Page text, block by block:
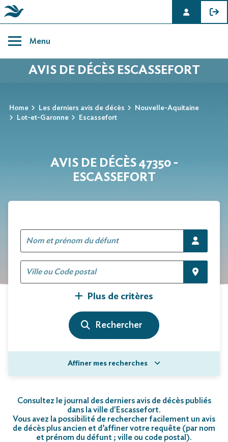
content
Menu
AVIS DE DÉCÈS ESCASSEFORT
Home Les derniers avis de décès
Nouvelle-Aquitaine
Lot-et-Garonne
Escassefort
AVIS DE DÉCÈS 47350 -
ESCASSEFORT
Plus de critères
Affiner mes recherches
Consultez le journal des derniers avis de décès publiés
dans la ville d'Escassefort.
Vous avez la possibilité de rechercher facilement un avis
de décès plus ancien et d’affiner votre requête (par nom
et prénom du défunt ; ville ou code postal).